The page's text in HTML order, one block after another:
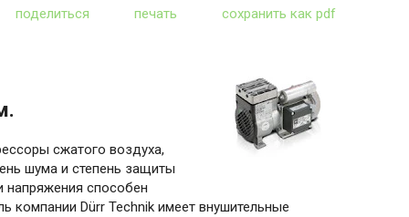
поделиться печать сохранить как pdf
сжатого воздуха,
шума и степень защиты
напряжения способен
компании Dürr Technik имеет внушительные